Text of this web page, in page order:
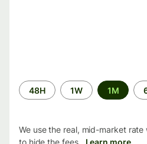
Time
period
48H 1W 1M
We use the real, mid-market